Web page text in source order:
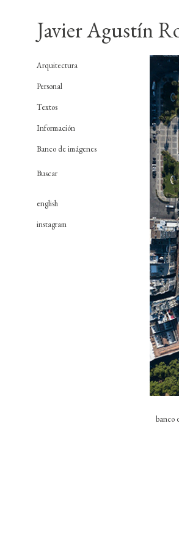
Javier Agustín
Arquitectura
Personal
Textos
Información
Banco de imágenes
english
instagram
banco